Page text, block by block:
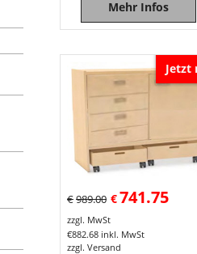
Mehr Infos
Jetzt
€989.00 €741.75
zzgl. MwSt
€882.68 inkl. MwSt
zzgl. Versand